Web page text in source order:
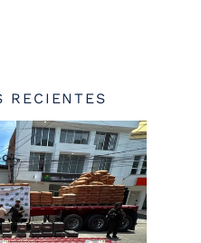
RECIENTES